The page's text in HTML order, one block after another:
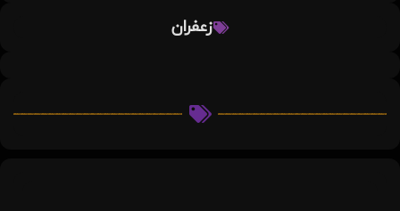
زعفران